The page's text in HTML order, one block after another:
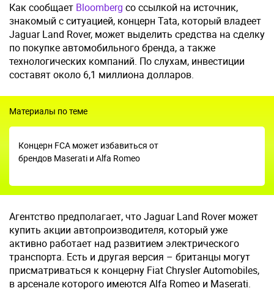
Как сообщает Bloomberg со ссылкой на источник,
знакомый с ситуацией, концерн Tata, который владеет
Jaguar Land Rover, может выделить средства на сделку
по покупке автомобильного бренда, а также
технологических компаний. По слухам, инвестиции
составят около 6,1 миллиона долларов.
Материалы по теме
Концерн FCA может избавиться от
брендов Maserati и Alfa Romeo
Агентство предполагает, что Jaguar Land Rover может
купить акции автопроизводителя, который уже
активно работает над развитием электрического
транспорта. Есть и другая версия – британцы могут
присматриваться к концерну Fiat Chrysler Automobiles,
в арсенале которого имеются Alfa Romeo и Maserati.